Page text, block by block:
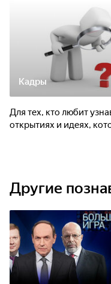
Кадры
Для тех, кто любит
открытиях и идеях,
Другие